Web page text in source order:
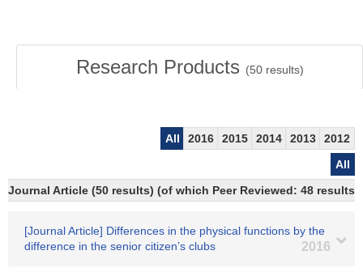
Research Products (50results)
All 2016 2015 2014 2013
2012
All
Journal Article (50 results) (of which Peer Reviewed: 48
[Journal Article] Differences in the physical functions by the
difference in the senior citizenʼs clubs
2016